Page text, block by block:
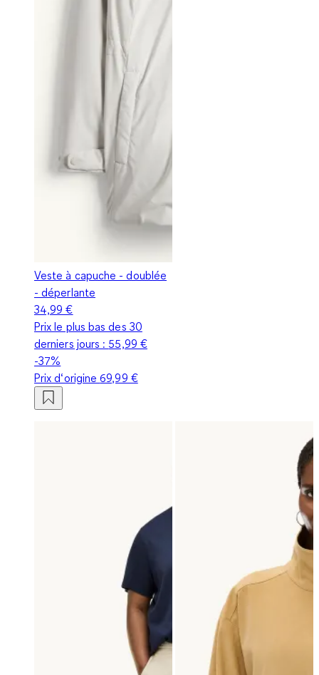
Veste à capuche - doublée
- déperlante
34,99 €
Prix le plus bas des 30
derniers jours : 55,99 €
-37%
Prix d‘origine69,99 €